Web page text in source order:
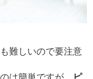
難しいので要注意
は簡単ですが、
ピ